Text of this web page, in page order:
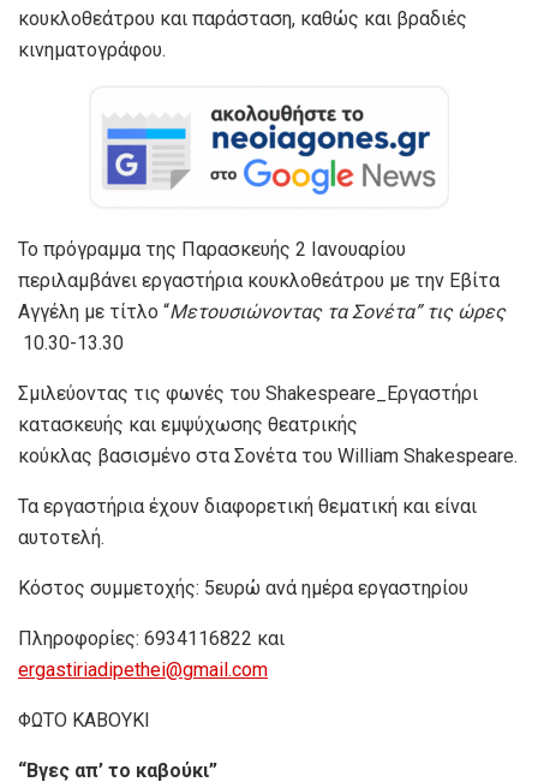
κουκλοθεάτρου και παράσταση, καθώς και βραδιές
κινηματογράφου.
Το πρόγραμμα της Παρασκευής 2 Ιανουαρίου
περιλαμβάνει εργαστήρια κουκλοθεάτρου με την Εβίτα
Αγγέλη με τίτλο “Μετουσιώνοντας τα Σονέτα” τις ώρες
10.30-13.30
Σμιλεύοντας τις φωνές του Shakespeare_Εργαστήρι
κατασκευής και εμψύχωσης θεατρικής
κούκλας βασισμένο στα Σονέτα του William Shakespeare.
Τα εργαστήρια έχουν διαφορετική θεματική και είναι
αυτοτελή.
Κόστος συμμετοχής: 5ευρώ ανά ημέρα εργαστηρίου
Πληροφορίες: 6934116822 και
ergastiriadipethei@gmail.com
ΦΩΤΟ ΚΑΒΟΥΚΙ
“Βγες απ’ το καβούκι”